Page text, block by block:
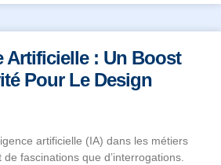
Artificielle : Un Boost
Pour Le Design
artificielle (IA) dans les métiers
fascinations que d’interrogations.